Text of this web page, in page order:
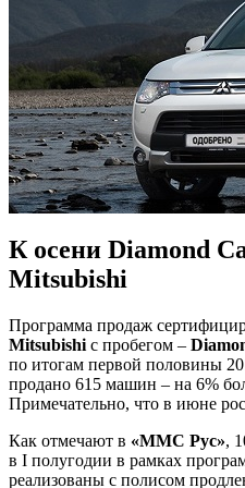
К осени Diamond
Mitsubishi
Программа продаж
Mitsubishi с пробегом –
по итогам первой половины
продано 615 машин – на 6%
Примечательно, что в июне
Как отмечают в «ММС Рус»,
в I полугодии в рамках
реализованы с полисом